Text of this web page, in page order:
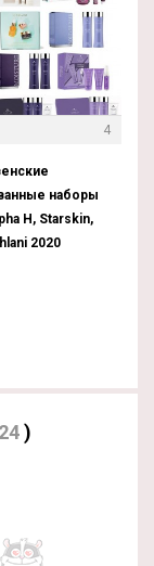
4
наборы
H, Starskin,
2020
24)